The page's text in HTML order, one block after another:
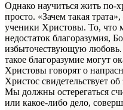
Однако научиться жить по-
просто. «Зачем такая
ученики Христовы. То, что
недостаток благоразумия,
избыточествующую любовь.
такое благоразумие могут
Христовы говорят о
Христос свидетельствует
Мы должны остерегаться
или какое-либо дело,